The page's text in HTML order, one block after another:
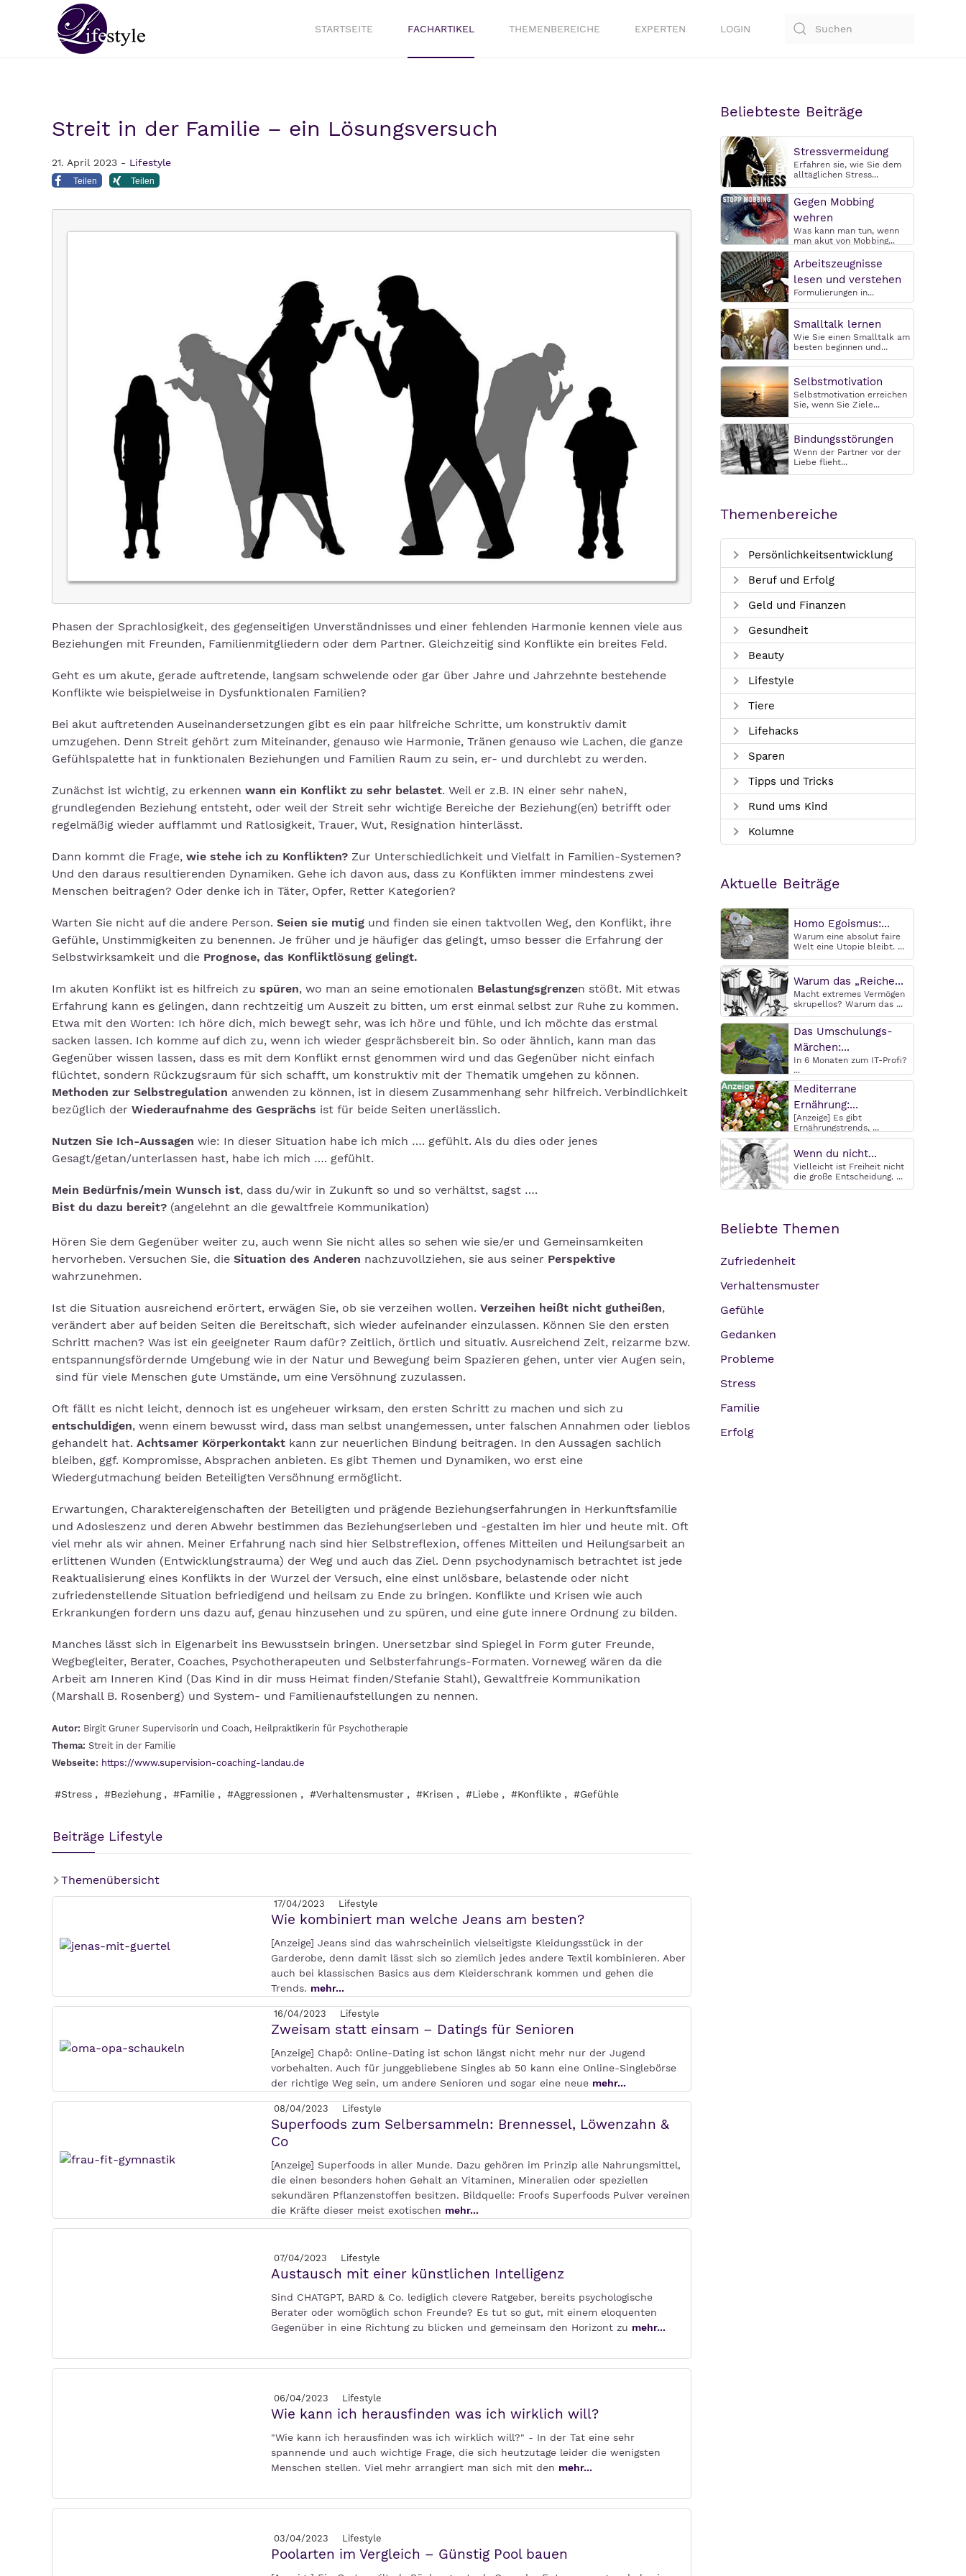
STARTSEITE FACHARTIKEL THEMENBEREICHE EXPERTEN LOGIN
Streit in der Familie – ein Lösungsversuch
21. April 2023 - Lifestyle
Teilen Teilen
Phasen der Sprachlosigkeit, des gegenseitigen Unverständnisses und einer fehlenden Harmonie kennen viele aus
Beziehungen mit Freunden, Familienmitgliedern oder dem Partner. Gleichzeitig sind Konflikte ein breites Feld.
Geht es um akute, gerade auftretende, langsam schwelende oder gar über Jahre und Jahrzehnte bestehende
Konflikte wie beispielweise in Dysfunktionalen Familien?
Bei akut auftretenden Auseinandersetzungen gibt es ein paar hilfreiche Schritte, um konstruktiv damit
umzugehen. Denn Streit gehört zum Miteinander, genauso wie Harmonie, Tränen genauso wie Lachen, die ganze
Gefühlspalette hat in funktionalen Beziehungen und Familien Raum zu sein, er- und durchlebt zu werden.
Zunächst ist wichtig, zu erkennen wann ein Konflikt zu sehr belastet. Weil er z.B. IN einer sehr naheN,
grundlegenden Beziehung entsteht, oder weil der Streit sehr wichtige Bereiche der Beziehung(en) betrifft oder
regelmäßig wieder aufflammt und Ratlosigkeit, Trauer, Wut, Resignation hinterlässt.
Dann kommt die Frage, wie stehe ich zu Konflikten? Zur Unterschiedlichkeit und Vielfalt in Familien-Systemen?
Und den daraus resultierenden Dynamiken. Gehe ich davon aus, dass zu Konflikten immer mindestens zwei
Menschen beitragen? Oder denke ich in Täter, Opfer, Retter Kategorien?
Warten Sie nicht auf die andere Person. Seien sie mutig und finden sie einen taktvollen Weg, den Konflikt, ihre
Gefühle, Unstimmigkeiten zu benennen. Je früher und je häufiger das gelingt, umso besser die Erfahrung der
Selbstwirksamkeit und die Prognose, das Konfliktlösung gelingt.
Im akuten Konflikt ist es hilfreich zu spüren, wo man an seine emotionalen Belastungsgrenzen stößt. Mit etwas
Erfahrung kann es gelingen, dann rechtzeitig um Auszeit zu bitten, um erst einmal selbst zur Ruhe zu kommen.
Etwa mit den Worten: Ich höre dich, mich bewegt sehr, was ich höre und fühle, und ich möchte das erstmal
sacken lassen. Ich komme auf dich zu, wenn ich wieder gesprächsbereit bin. So oder ähnlich, kann man das
Gegenüber wissen lassen, dass es mit dem Konflikt ernst genommen wird und das Gegenüber nicht einfach
flüchtet, sondern Rückzugsraum für sich schafft, um konstruktiv mit der Thematik umgehen zu können.
Methoden zur Selbstregulation anwenden zu können, ist in diesem Zusammenhang sehr hilfreich. Verbindlichkeit
bezüglich der Wiederaufnahme des Gesprächs ist für beide Seiten unerlässlich.
Nutzen Sie Ich-Aussagen wie: In dieser Situation habe ich mich …. gefühlt. Als du dies oder jenes
Gesagt/getan/unterlassen hast, habe ich mich …. gefühlt.
Mein Bedürfnis/mein Wunsch ist, dass du/wir in Zukunft so und so verhältst, sagst ….
Bist du dazu bereit? (angelehnt an die gewaltfreie Kommunikation)
Hören Sie dem Gegenüber weiter zu, auch wenn Sie nicht alles so sehen wie sie/er und Gemeinsamkeiten
hervorheben. Versuchen Sie, die Situation des Anderen nachzuvollziehen, sie aus seiner Perspektive
wahrzunehmen.
Ist die Situation ausreichend erörtert, erwägen Sie, ob sie verzeihen wollen. Verzeihen heißt nicht gutheißen,
verändert aber auf beiden Seiten die Bereitschaft, sich wieder aufeinander einzulassen. Können Sie den ersten
Schritt machen? Was ist ein geeigneter Raum dafür? Zeitlich, örtlich und situativ. Ausreichend Zeit, reizarme bzw.
entspannungsfördernde Umgebung wie in der Natur und Bewegung beim Spazieren gehen, unter vier Augen sein,
sind für viele Menschen gute Umstände, um eine Versöhnung zuzulassen.
Oft fällt es nicht leicht, dennoch ist es ungeheuer wirksam, den ersten Schritt zu machen und sich zu
entschuldigen, wenn einem bewusst wird, dass man selbst unangemessen, unter falschen Annahmen oder lieblos
gehandelt hat. Achtsamer Körperkontakt kann zur neuerlichen Bindung beitragen. In den Aussagen sachlich
bleiben, ggf. Kompromisse, Absprachen anbieten. Es gibt Themen und Dynamiken, wo erst eine
Wiedergutmachung beiden Beteiligten Versöhnung ermöglicht.
Erwartungen, Charaktereigenschaften der Beteiligten und prägende Beziehungserfahrungen in Herkunftsfamilie
und Adosleszenz und deren Abwehr bestimmen das Beziehungserleben und -gestalten im hier und heute mit. Oft
viel mehr als wir ahnen. Meiner Erfahrung nach sind hier Selbstreflexion, offenes Mitteilen und Heilungsarbeit an
erlittenen Wunden (Entwicklungstrauma) der Weg und auch das Ziel. Denn psychodynamisch betrachtet ist jede
Reaktualisierung eines Konflikts in der Wurzel der Versuch, eine einst unlösbare, belastende oder nicht
zufriedenstellende Situation befriedigend und heilsam zu Ende zu bringen. Konflikte und Krisen wie auch
Erkrankungen fordern uns dazu auf, genau hinzusehen und zu spüren, und eine gute innere Ordnung zu bilden.
Manches lässt sich in Eigenarbeit ins Bewusstsein bringen. Unersetzbar sind Spiegel in Form guter Freunde,
Wegbegleiter, Berater, Coaches, Psychotherapeuten und Selbsterfahrungs-Formaten. Vorneweg wären da die
Arbeit am Inneren Kind (Das Kind in dir muss Heimat finden/Stefanie Stahl), Gewaltfreie Kommunikation
(Marshall B. Rosenberg) und System- und Familienaufstellungen zu nennen.
Autor: Birgit Gruner Supervisorin und Coach, Heilpraktikerin für Psychotherapie
Thema: Streit in der Familie
Webseite: https://www.supervision-coaching-landau.de
#Stress , #Beziehung , #Familie , #Aggressionen , #Verhaltensmuster , #Krisen , #Liebe , #Konflikte , #Gefühle
Beiträge Lifestyle
Themenübersicht
17/04/2023 Lifestyle
Wie kombiniert man welche Jeans am besten?
[Anzeige] Jeans sind das wahrscheinlich vielseitigste Kleidungsstück in der
Garderobe, denn damit lässt sich so ziemlich jedes andere Textil kombinieren. Aber
auch bei klassischen Basics aus dem Kleiderschrank kommen und gehen die
Trends. mehr...
16/04/2023 Lifestyle
Zweisam statt einsam – Datings für Senioren
[Anzeige] Chapô: Online-Dating ist schon längst nicht mehr nur der Jugend
vorbehalten. Auch für junggebliebene Singles ab 50 kann eine Online-Singlebörse
der richtige Weg sein, um andere Senioren und sogar eine neue mehr...
08/04/2023 Lifestyle
Superfoods zum Selbersammeln: Brennessel, Löwenzahn &
Co
[Anzeige] Superfoods in aller Munde. Dazu gehören im Prinzip alle Nahrungsmittel,
die einen besonders hohen Gehalt an Vitaminen, Mineralien oder speziellen
sekundären Pflanzenstoffen besitzen. Bildquelle: Froofs Superfoods Pulver vereinen
die Kräfte dieser meist exotischen mehr...
07/04/2023 Lifestyle
Austausch mit einer künstlichen Intelligenz
Sind CHATGPT, BARD & Co. lediglich clevere Ratgeber, bereits psychologische
Berater oder womöglich schon Freunde? Es tut so gut, mit einem eloquenten
Gegenüber in eine Richtung zu blicken und gemeinsam den Horizont zu mehr...
06/04/2023 Lifestyle
Wie kann ich herausfinden was ich wirklich will?
"Wie kann ich herausfinden was ich wirklich will?" - In der Tat eine sehr
spannende und auch wichtige Frage, die sich heutzutage leider die wenigsten
Menschen stellen. Viel mehr arrangiert man sich mit den mehr...
03/04/2023 Lifestyle
Poolarten im Vergleich – Günstig Pool bauen
Beliebteste Beiträge
Stressvermeidung
Erfahren sie, wie Sie dem
alltäglichen Stress...
Gegen Mobbing
wehren
Was kann man tun, wenn
man akut von Mobbing...
Arbeitszeugnisse
lesen und verstehen
Formulierungen in...
Smalltalk lernen
Wie Sie einen Smalltalk am
besten beginnen und...
Selbstmotivation
Selbstmotivation erreichen
Sie, wenn Sie Ziele...
Bindungsstörungen
Wenn der Partner vor der
Liebe flieht...
Themenbereiche
Persönlichkeitsentwicklung
Beruf und Erfolg
Geld und Finanzen
Gesundheit
Beauty
Lifestyle
Tiere
Lifehacks
Sparen
Tipps und Tricks
Rund ums Kind
Kolumne
Aktuelle Beiträge
Homo Egoismus:...
Warum eine absolut faire
Welt eine Utopie bleibt. ...
Warum das „Reiche...
Macht extremes Vermögen
skrupellos? Warum das ...
Das Umschulungs-
Märchen:...
In 6 Monaten zum IT-Profi?
...
Mediterrane
Ernährung:...
[Anzeige] Es gibt
Ernährungstrends, ...
Wenn du nicht...
Vielleicht ist Freiheit nicht
die große Entscheidung. ...
Beliebte Themen
Zufriedenheit
Verhaltensmuster
Gefühle
Gedanken
Probleme
Stress
Familie
Erfolg